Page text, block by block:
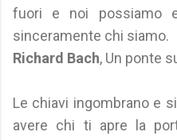
fuori e noi possiamo
sinceramente chi siamo.
Richard Bach, Un ponte
Le chiavi ingombrano e
avere chi ti apre la